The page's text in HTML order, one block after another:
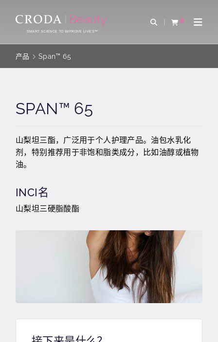
CONTENTSMART SCIENCE TO IMPROVE LIVES™
Open Search
0
查看购物车Open
产品 Span™ 65
SPAN™ 65
山梨坦三酯，广泛用于个人护理产品。油包水乳化
剂，特别推荐用于非饱和脂类成分，比如油醇或植物
油。
INCI名
山梨坦三硬脂酸酯